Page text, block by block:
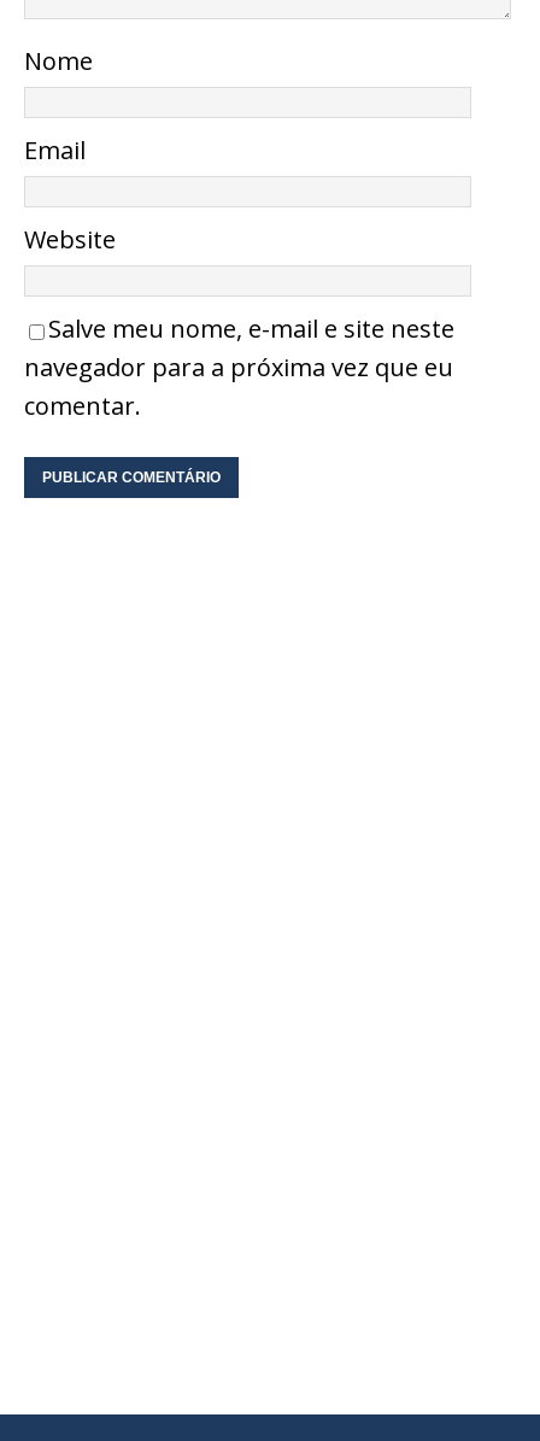
Nome
Email
Website
Salve meu nome, e-mail e site neste
navegador para a próxima vez que eu
comentar.